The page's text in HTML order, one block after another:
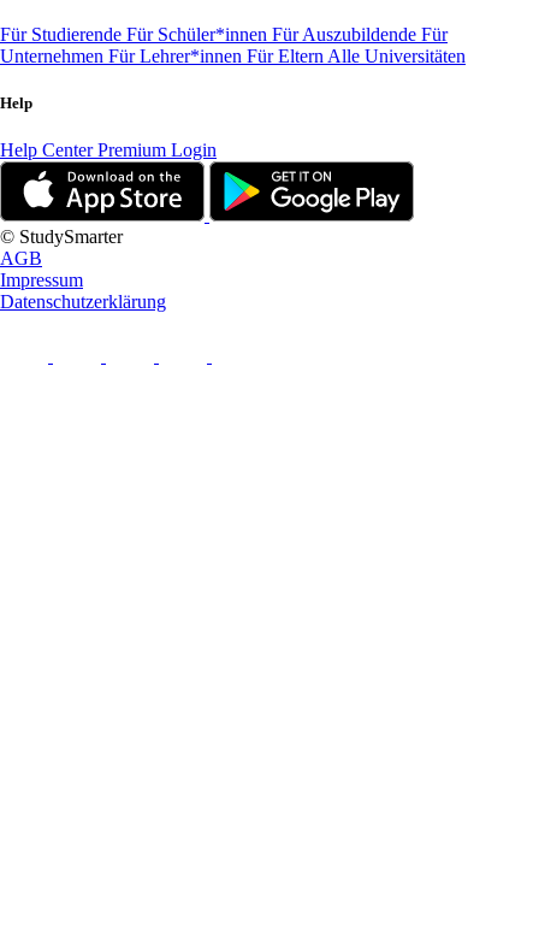
Für Studierende Für Schüler*innen Für Auszubildende Für
Unternehmen Für Lehrer*innen Für Eltern Alle Universitäten
Help
Help CenterPremium Login
© StudySmarter
AGB
Impressum
Datenschutzerklärung